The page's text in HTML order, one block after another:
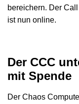
bereichern. Der
ist nun online.
Der CCC
mit Spende
Der Chaos